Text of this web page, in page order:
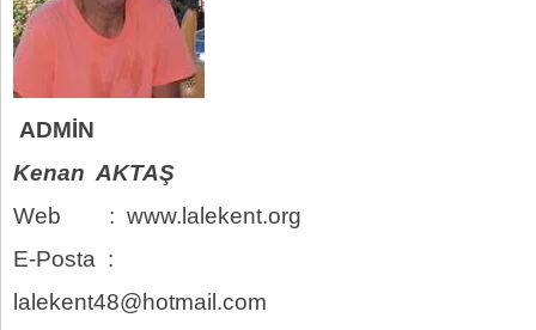
ADMİN
Kenan AKTAŞ
Web : www.lalekent.org
E-Posta :
lalekent48@hotmail.com